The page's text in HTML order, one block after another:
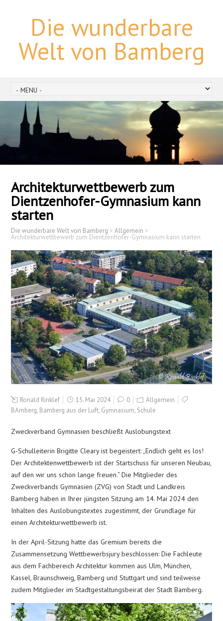
Die wunderbare
Welt von Bamberg
Architekturwettbewerb zum
Dientzenhofer-Gymnasium kann
starten
Die wunderbare Welt von Bamberg >Allgemein >
Architekturwettbewerb zum Dientzenhofer-Gymnasium kann starten
Ronald Rinklef 15. Mai 2024 0
Allgemein
BAmberg, Bamberg aus der Luft, Gymnasium, Schule
Zweckverband Gymnasien beschließt Auslobungstext
G-Schulleiterin Brigitte Cleary ist begeistert: „Endlich geht es los!
Der Architektenwettbewerb ist der Startschuss für unseren Neubau,
auf den wir uns schon lange freuen.“ Die Mitglieder des
Zweckverbands Gymnasien (ZVG) von Stadt und Landkreis
Bamberg haben in Ihrer jüngsten Sitzung am 14. Mai 2024 den
Inhalten des Auslobungstextes zugestimmt, der Grundlage für
einen Architekturwettbewerb ist.
In der April-Sitzung hatte das Gremium bereits die
Zusammensetzung Wettbewerbsjury beschlossen: Die Fachleute
aus dem Fachbereich Architektur kommen aus Ulm, München,
Kassel, Braunschweig, Bamberg und Stuttgart und sind teilweise
zudem Mitglieder im Stadtgestaltungsbeirat der Stadt Bamberg.